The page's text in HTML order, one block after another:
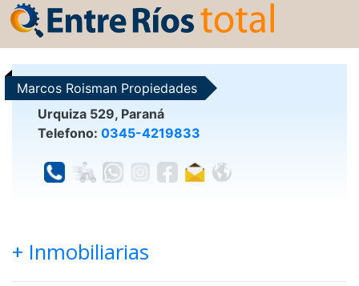
Marcos Roisman Propiedades
Urquiza 529, Paraná
Telefono: 0345-4219833
+ Inmobiliarias